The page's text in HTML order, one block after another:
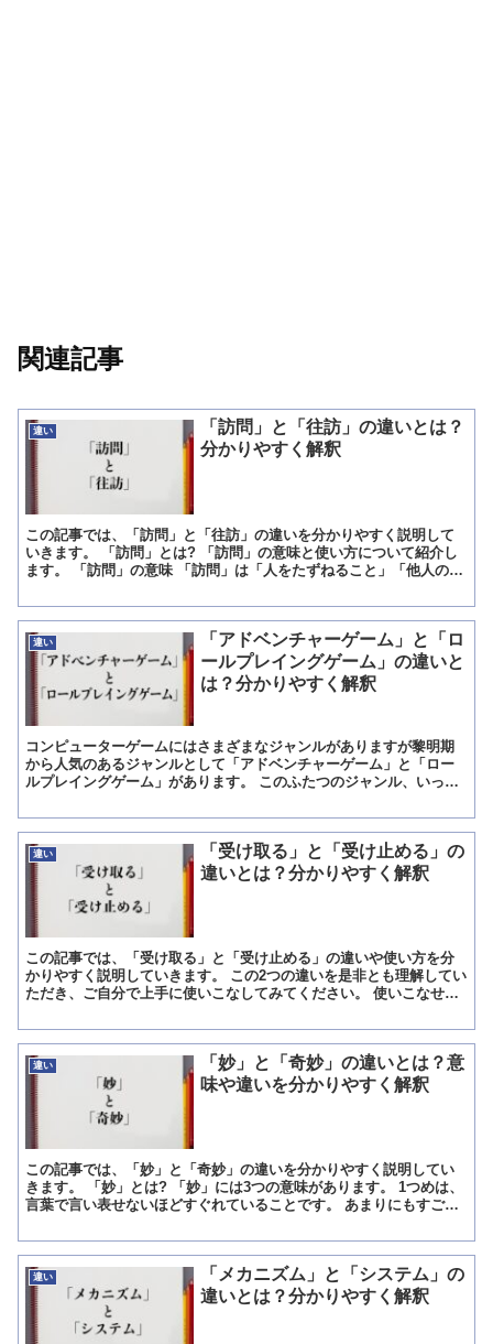
関連記事
違い
「訪問」と「往訪」の違いとは？
分かりやすく解釈
この記事では、「訪問」と「往訪」の違いを分かりやすく説明して
いきます。 「訪問」とは? 「訪問」の意味と使い方について紹介し
ます。 「訪問」の意味 「訪問」は「人をたずねること」「他人の家
違い
「アドベンチャーゲーム」と「ロ
ールプレイングゲーム」の違いと
は？分かりやすく解釈
コンピューターゲームにはさまざまなジャンルがありますが黎明期
から人気のあるジャンルとして「アドベンチャーゲーム」と「ロー
ルプレイングゲーム」があります。 このふたつのジャンル、いった
違い
「受け取る」と「受け止める」の
違いとは？分かりやすく解釈
この記事では、「受け取る」と「受け止める」の違いや使い方を分
かりやすく説明していきます。 この2つの違いを是非とも理解してい
ただき、ご自分で上手に使いこなしてみてください。 使いこなせる
違い
「妙」と「奇妙」の違いとは？意
味や違いを分かりやすく解釈
この記事では、「妙」と「奇妙」の違いを分かりやすく説明してい
きます。 「妙」とは? 「妙」には3つの意味があります。 1つめは、
言葉で言い表せないほどすぐれていることです。 あまりにもすごい
違い
「メカニズム」と「システム」の
違いとは？分かりやすく解釈